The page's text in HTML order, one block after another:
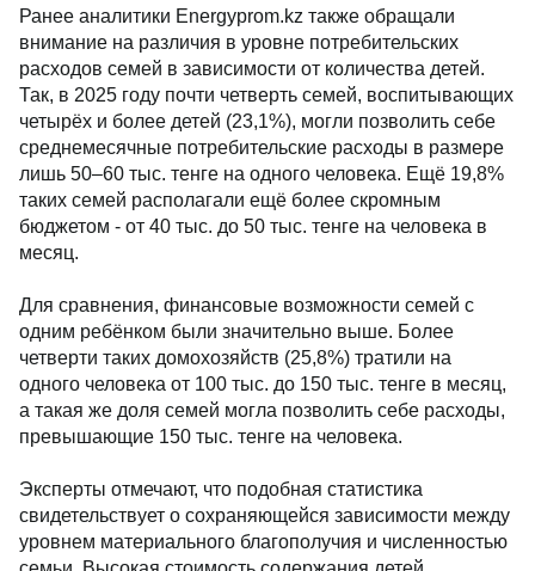
Ранее аналитики Energyprom.kz также обращали
внимание на различия в уровне потребительских
расходов семей в зависимости от количества детей.
Так, в 2025 году почти четверть семей, воспитывающих
четырёх и более детей (23,1%), могли позволить себе
среднемесячные потребительские расходы в размере
лишь 50–60 тыс. тенге на одного человека. Ещё 19,8%
таких семей располагали ещё более скромным
бюджетом - от 40 тыс. до 50 тыс. тенге на человека в
месяц.
Для сравнения, финансовые возможности семей с
одним ребёнком были значительно выше. Более
четверти таких домохозяйств (25,8%) тратили на
одного человека от 100 тыс. до 150 тыс. тенге в месяц,
а такая же доля семей могла позволить себе расходы,
превышающие 150 тыс. тенге на человека.
Эксперты отмечают, что подобная статистика
свидетельствует о сохраняющейся зависимости между
уровнем материального благополучия и численностью